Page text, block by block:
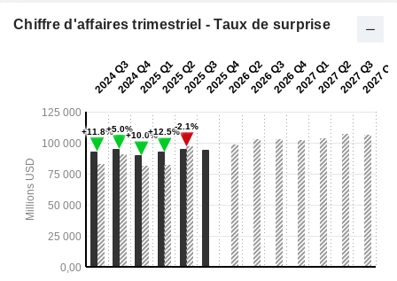
Chiffre d'affaires trimestriel - Taux de surprise